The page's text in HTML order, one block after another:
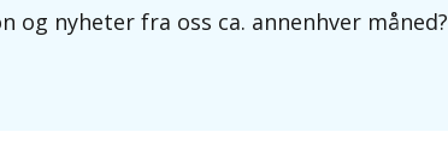
nyheter fra oss ca. annenhver måned?